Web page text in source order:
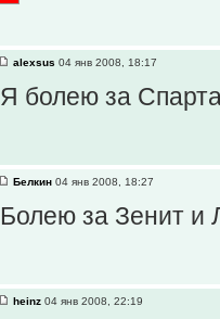
alexsus 04 янв 2008, 18:17
Я болею за
Белкин 04 янв 2008, 18:27
Болею за Зенит и
heinz 04 янв 2008, 22:19